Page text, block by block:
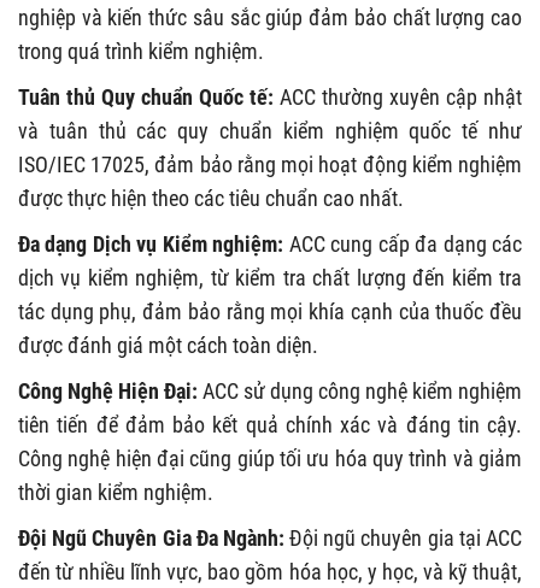
nghiệp và kiến thức sâu sắc giúp đảm bảo chất lượng cao
trong quá trình kiểm nghiệm.
Tuân thủ Quy chuẩn Quốc tế: ACC thường xuyên cập nhật
và tuân thủ các quy chuẩn kiểm nghiệm quốc tế như
ISO/IEC 17025, đảm bảo rằng mọi hoạt động kiểm nghiệm
được thực hiện theo các tiêu chuẩn cao nhất.
Đa dạng Dịch vụ Kiểm nghiệm: ACC cung cấp đa dạng các
dịch vụ kiểm nghiệm, từ kiểm tra chất lượng đến kiểm tra
tác dụng phụ, đảm bảo rằng mọi khía cạnh của thuốc đều
được đánh giá một cách toàn diện.
Công Nghệ Hiện Đại: ACC sử dụng công nghệ kiểm nghiệm
tiên tiến để đảm bảo kết quả chính xác và đáng tin cậy.
Công nghệ hiện đại cũng giúp tối ưu hóa quy trình và giảm
thời gian kiểm nghiệm.
Đội Ngũ Chuyên Gia Đa Ngành: Đội ngũ chuyên gia tại ACC
đến từ nhiều lĩnh vực, bao gồm hóa học, y học, và kỹ thuật,